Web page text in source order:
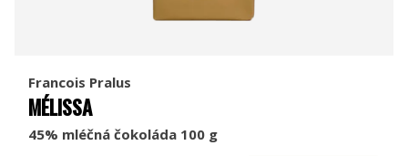
Francois Pralus
MÉLISSA
45% mléčná čokoláda 100 g